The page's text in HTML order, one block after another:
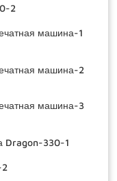
2
машина-1
машина-2
машина-3
Dragon-330-1